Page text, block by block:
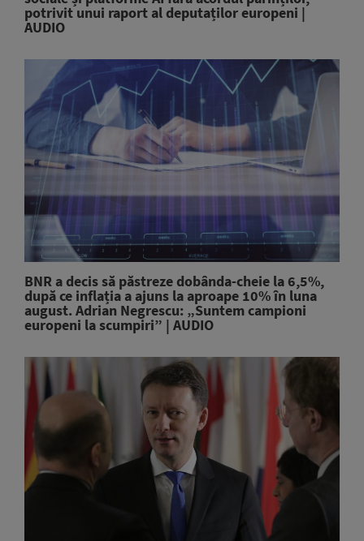
potrivit unui raport al deputaților europeni |
AUDIO
BNR a decis să păstreze dobânda-cheie la 6,5%,
după ce inflația a ajuns la aproape 10% în luna
august. Adrian Negrescu: „Suntem campioni
europeni la scumpiri” | AUDIO